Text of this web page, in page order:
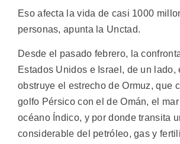
Eso afecta la vida de casi 1000
personas, apunta la Unctad.
Desde el pasado febrero, la
Estados Unidos e Israel, de un lado,
obstruye el estrecho de Ormuz, que
golfo Pérsico con el de Omán, el mar
océano Índico, y por donde transita
considerable del petróleo, gas y